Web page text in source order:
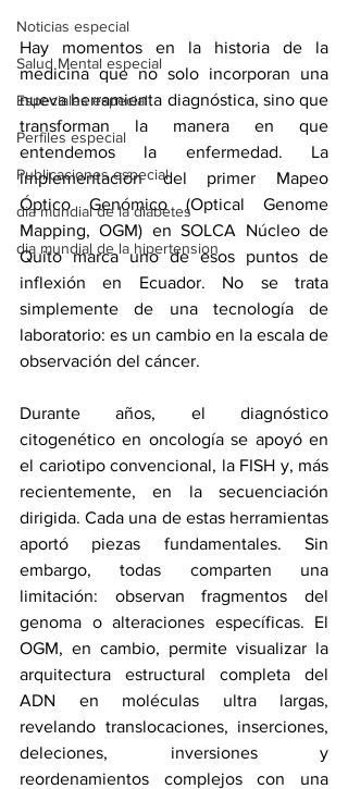
Noticias especial
Salud Mental especial
Especiales especial
Perfiles especial
Publicaciones especial
dia mundial de la diabetes
dia mundial de la hipertension
Hay momentos en la historia de la
medicina que no solo incorporan una
nueva herramienta diagnóstica, sino que
transforman la manera en que
entendemos la enfermedad. La
implementación del primer Mapeo
Óptico Genómico (Optical Genome
Mapping, OGM) en SOLCA Núcleo de
Quito marca uno de esos puntos de
inflexión en Ecuador. No se trata
simplemente de una tecnología de
laboratorio: es un cambio en la escala de
observación del cáncer.
Durante años, el diagnóstico
citogenético en oncología se apoyó en
el cariotipo convencional, la FISH y, más
recientemente, en la secuenciación
dirigida. Cada una de estas herramientas
aportó piezas fundamentales. Sin
embargo, todas comparten una
limitación: observan fragmentos del
genoma o alteraciones específicas. El
OGM, en cambio, permite visualizar la
arquitectura estructural completa del
ADN en moléculas ultra largas,
revelando translocaciones, inserciones,
deleciones, inversiones y
reordenamientos complejos con una